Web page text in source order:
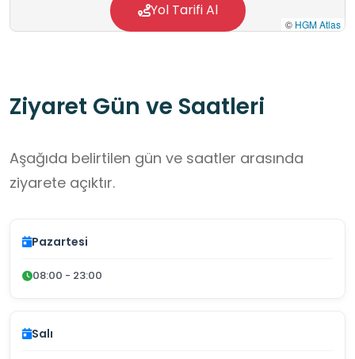
© HGM Atlas
Yol Tarifi Al
Ziyaret Gün ve Saatleri
Aşağıda belirtilen gün ve saatler arasında
ziyarete açıktır.
Pazartesi
08:00 - 23:00
Salı